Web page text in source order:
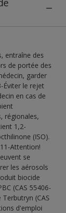
entraîne des
de portée des
garder
Éviter le rejet
en cas de
régionales,
1,2-
(ISO).
Attention!
se
les aérosols
biocide
(CAS 55406-
(CAS
d'emploi